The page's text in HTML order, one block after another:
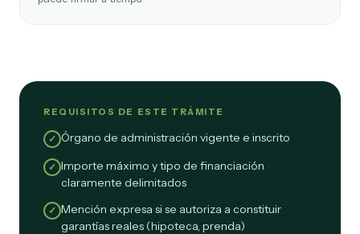
REQUISITOS DE ESTE TRÁMITE
✓ Órgano de administración vigente e inscrito
✓ Importe máximo y tipo de financiación
claramente delimitados
✓ Mención expresa si se autoriza a constituir
garantías reales (hipoteca, prenda)